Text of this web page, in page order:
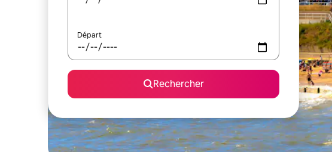
Départ
Rechercher